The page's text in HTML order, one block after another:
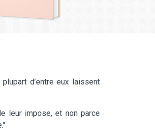
d’entre eux laissent
leur impose, et non parce